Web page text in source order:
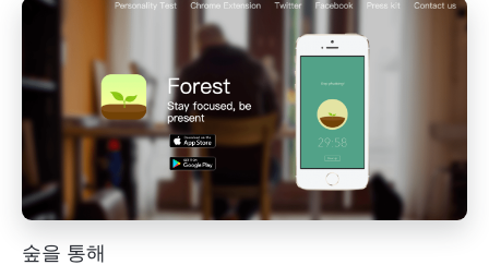
숲을 통해